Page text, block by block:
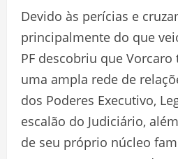
Devido às perícias e
principalmente do que
PF descobriu que
uma ampla rede de
dos Poderes Executivo,
escalão do Judiciário,
de seu próprio núcleo